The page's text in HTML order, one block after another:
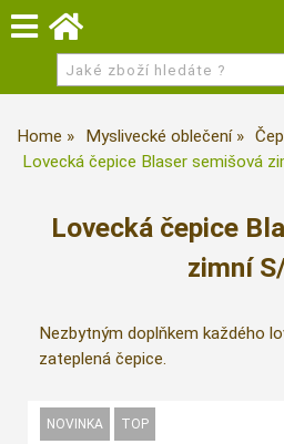
Home Myslivecké oblečení
Lovecká čepice Blaser semišová
Lovecká čepice
zimní
Nezbytným doplňkem každého
zateplená čepice.